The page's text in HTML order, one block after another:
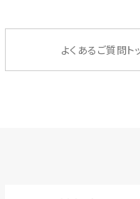
よくあるご質問ト